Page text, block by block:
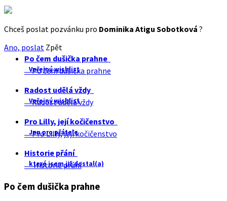
Chceš poslat pozvánku pro Dominika Atigu Sobotková ?
Ano, poslat Zpět
Po čem dušička prahne
Veřejný wishlist
Po čem dušička prahne
Radost udělá vždy
Veřejný wishlist
Radost udělá vždy
Pro Lilly, její kočičenstvo
Jen pro přátele
Pro Lilly, její kočičenstvo
Historie přání
které jsem již dostal(a)
Historie přání
Po čem dušička prahne